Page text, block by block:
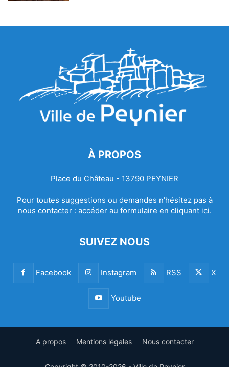
À PROPOS
Place du Château - 13790 PEYNIER
Pour toutes suggestions ou demandes n’hésitez pas à
nous contacter : accéder au formulaire en cliquant ici.
SUIVEZ NOUS
Facebook Instagram RSS X
Youtube
A propos Mentions légales Nous contacter